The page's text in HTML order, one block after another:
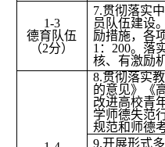
1-3
德育队伍
（2分）
7.贯彻落实
员队伍建设
励措施，各
1：200。落
核、有激励
8.贯彻落实
的意见》《
改进高校青
学师德失范
规范和师德
9.开展形式